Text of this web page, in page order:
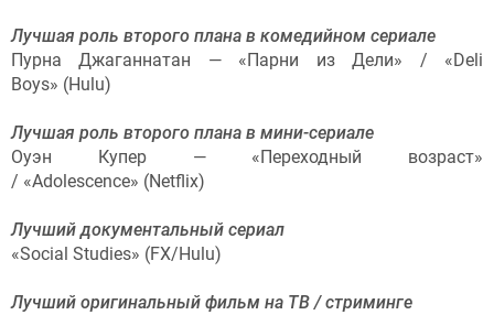
Лучшая роль второго плана в комедийном сериале
Пурна Джаганнатан — «Парни из Дели» / «Deli
Boys» (Hulu)
Лучшая роль второго плана в мини-сериале
Оуэн Купер — «Переходный возраст»
/ «Adolescence» (Netflix)
Лучший документальный сериал
«Social Studies» (FX/Hulu)
Лучший оригинальный фильм на ТВ / стриминге